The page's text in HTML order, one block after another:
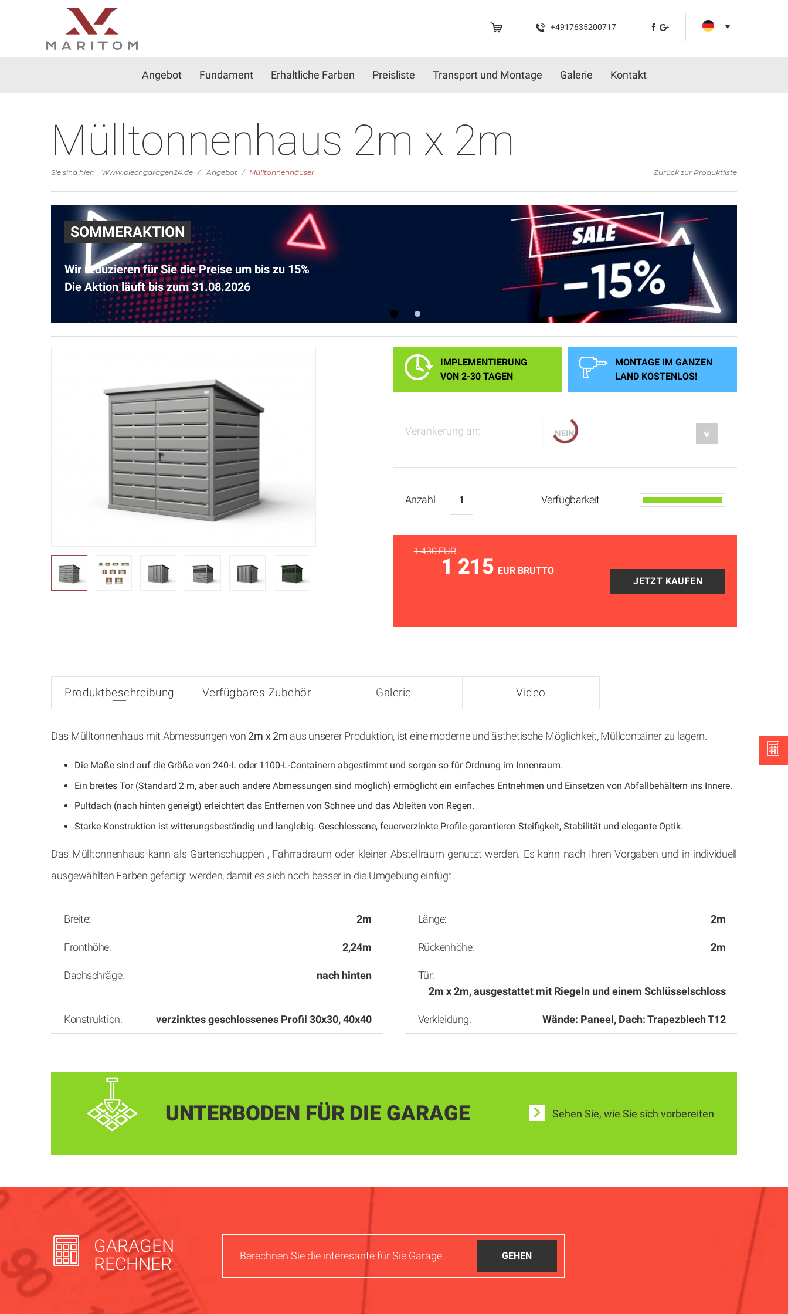
+4917635200717
Angebot Fundament Erhaltliche Farben Preisliste Transport und Montage Galerie Kontakt
Mülltonnenhaus 2m x 2m
Sie sind hier: Www.blechgaragen24.de Angebot Mülltonnenhäuser Zurück zur Produktliste
SOMMERAKTION
Wir reduzieren für Sie die Preise um bis zu 15%
Die Aktion läuft bis zum 31.08.2026
IMPLEMENTIERUNG
VON 2-30 TAGEN
MONTAGE IM GANZEN
LAND KOSTENLOS!
Verankerung an:
Anzahl Verfügbarkeit
1 430 EUR
1 215 EUR BRUTTO
Produktbeschreibung Verfügbares Zubehör Galerie Video
Das Mülltonnenhaus mit Abmessungen von2m x 2m aus unserer Produktion, ist eine moderne und ästhetische Möglichkeit, Müllcontainer zu lagern.
Die Maße sind auf die Größe von 240-L oder 1100-L-Containern abgestimmt und sorgen so für Ordnung im Innenraum.
Ein breites Tor (Standard 2 m, aber auch andere Abmessungen sind möglich) ermöglicht ein einfaches Entnehmen und Einsetzen von Abfallbehältern ins Innere.
Pultdach (nach hinten geneigt) erleichtert das Entfernen von Schnee und das Ableiten von Regen.
Starke Konstruktion ist witterungsbeständig und langlebig. Geschlossene, feuerverzinkte Profile garantieren Steifigkeit, Stabilität und elegante Optik.
Das Mülltonnenhaus kann als Gartenschuppen , Fahrradraum oder kleiner Abstellraum genutzt werden. Es kann nach Ihren Vorgaben und in individuell
ausgewählten Farben gefertigt werden, damit es sich noch besser in die Umgebung einfügt.
Breite: 2m Länge: 2m
Fronthöhe: 2,24m Rückenhöhe: 2m
Dachschräge: nach hinten
Tür:
2m x 2m, ausgestattet mit Riegeln und einem Schlüsselschloss
Konstruktion: verzinktes geschlossenes Profil 30x30, 40x40 Verkleidung: Wände: Paneel, Dach: Trapezblech T12
UNTERBODEN FÜR DIE GARAGE Sehen Sie, wie Sie sich vorbereiten
GARAGEN
RECHNER
Berechnen Sie die interesante für Sie Garage GEHEN